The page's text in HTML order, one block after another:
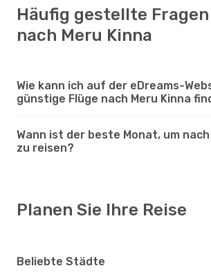
Häufig gestellte
nach Meru Kinna
Wie kann ich auf der eDreams-
günstige Flüge nach Meru Kinna
Wann ist der beste Monat, um nach
zu reisen?
Planen Sie Ihre Reise
Beliebte Städte